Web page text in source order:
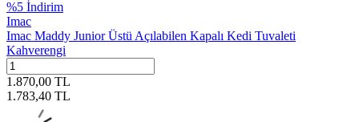
%5 İndirim
Imac
Imac Maddy Junior Üstü Açılabilen Kapalı Kedi Tuvaleti
Kahverengi
1.870,00 TL
1.783,40 TL